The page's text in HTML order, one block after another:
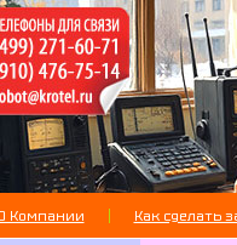
Компании Как сделать